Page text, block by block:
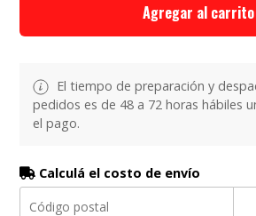
Agregar al carrito
El tiempo de preparación y
pedidos es de 48 a 72 horas hábiles
el pago.
Calculá el costo de envío